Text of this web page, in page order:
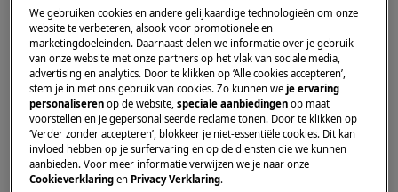
1. Controleer of de stroomtoevoer naar het
apparaat is afgesneden.
2. Vermijd het langdurig openlaten van de
deur.
3. Controleer of de deur volledig gesloten is.
4. Controleer of het apparaat op de juiste
manier koelt.
We gebruiken cookies en andere gelijkaardige technologieën om onze
website te verbeteren, alsook voor promotionele en
marketingdoeleinden. Daarnaast delen we informatie over je gebruik
van onze website met onze partners op het vlak van sociale media,
advertising en analytics. Door te klikken op ‘Alle cookies accepteren’,
stem je in met ons gebruik van cookies. Zo kunnen weje ervaring
personaliseren op de website,speciale aanbiedingen op maat
voorstellen en je gepersonaliseerde reclame tonen. Door te klikken op
‘Verder zonder accepteren’, blokkeer je niet-essentiële cookies. Dit kan
invloed hebben op je surfervaring en op de diensten die we kunnen
aanbieden. Voor meer informatie verwijzen we je naar onze
Cookieverklaring en Privacy Verklaring.